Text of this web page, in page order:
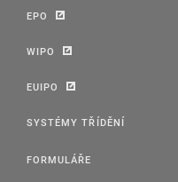
EPO
WIPO
EUIPO
SYSTÉMY TŘÍDĚNÍ
FORMULÁŘE